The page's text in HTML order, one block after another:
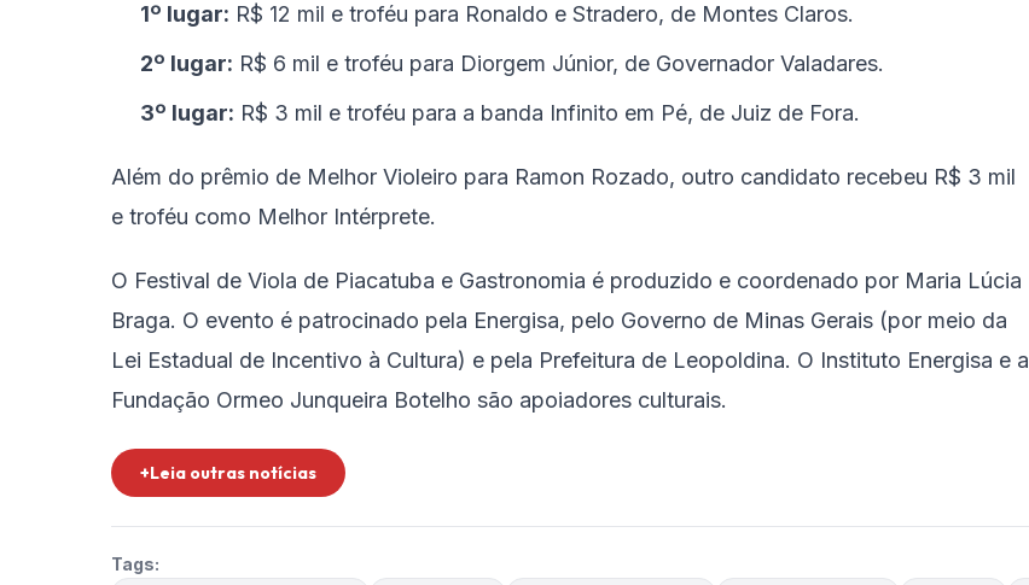
1º lugar: R$ 12 mil e troféu para Ronaldo e Stradero, de Montes Claros.
2º lugar: R$ 6 mil e troféu para Diorgem Júnior, de Governador Valadares.
3º lugar: R$ 3 mil e troféu para a banda Infinito em Pé, de Juiz de Fora.
Além do prêmio de Melhor Violeiro para Ramon Rozado, outro candidato recebeu R$ 3 mil
e troféu como Melhor Intérprete.
O Festival de Viola de Piacatuba e Gastronomia é produzido e coordenado por Maria Lúcia
Braga. O evento é patrocinado pela Energisa, pelo Governo de Minas Gerais (por meio da
Lei Estadual de Incentivo à Cultura) e pela Prefeitura de Leopoldina. O Instituto Energisa e a
Fundação Ormeo Junqueira Botelho são apoiadores culturais.
+Leia outras notícias
Tags: